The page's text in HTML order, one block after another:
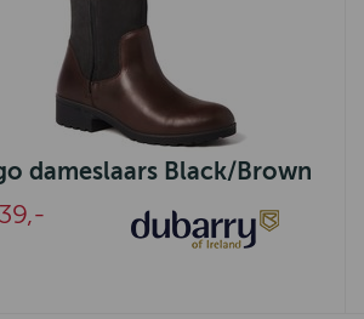
dameslaars Black/Brown